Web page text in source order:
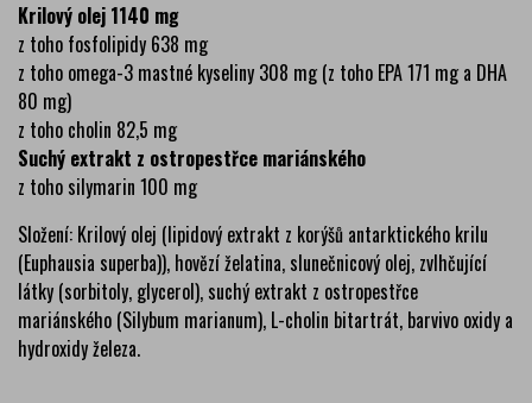
Krilový olej 1140 mg
z toho fosfolipidy 638 mg
z toho omega-3 mastné kyseliny 308 mg (z toho EPA 171 mg a DHA
80 mg)
z toho cholin 82,5 mg
Suchý extrakt z ostropestřce mariánského
z toho silymarin 100 mg
Složení: Krilový olej (lipidový extrakt z korýšů antarktického krilu
(Euphausia superba)), hovězí želatina, slunečnicový olej, zvlhčující
látky (sorbitoly, glycerol), suchý extrakt z ostropestřce
mariánského (Silybum marianum), L-cholin bitartrát, barvivo oxidy a
hydroxidy železa.